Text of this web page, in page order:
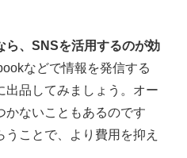
ら、SNSを活用するのが効
などで情報を発信する
出品してみましょう。オー
かないこともあるのです
ことで、より費用を抑え